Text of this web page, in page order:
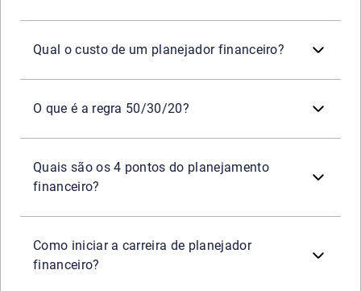
Qual o custo de um planejador financeiro?
O que é a regra 50/30/20?
Quais são os 4 pontos do planejamento
financeiro?
1 - Identificar seus ganhos e custos fixos;
2 - Criar um orçamento pessoal ou familiar;
Como iniciar a carreira de planejador
financeiro?